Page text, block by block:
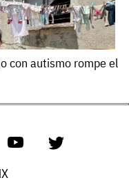
con autismo rompe el